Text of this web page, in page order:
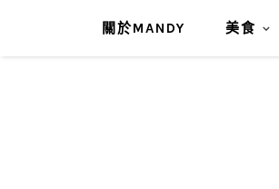
關於MANDY 美食